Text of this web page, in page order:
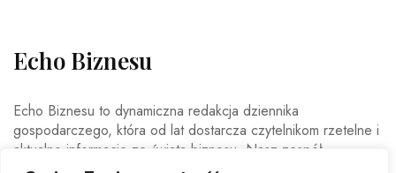
Echo Biznesu
Echo Biznesu to dynamiczna redakcja dziennika
gospodarczego, która od lat dostarcza czytelnikom rzetelne i
aktualne informacje ze świata biznesu. Nasz zespół